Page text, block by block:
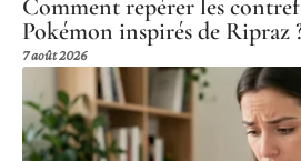
Comment repérer les
Pokémon inspirés de Ripraz
7 août 2026